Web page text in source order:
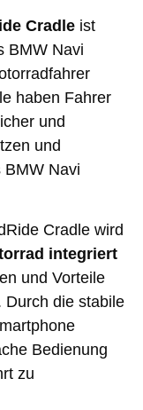
Cradle ist
BMW Navi
haben Fahrer
und
und
BMW Navi
Cradle wird
integriert
und Vorteile
Durch die stabile
Bedienung
zu